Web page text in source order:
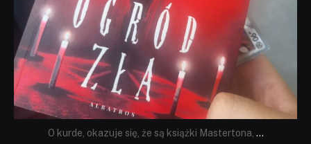
O kurde, okazuje się, że są książki Mastertona, ...